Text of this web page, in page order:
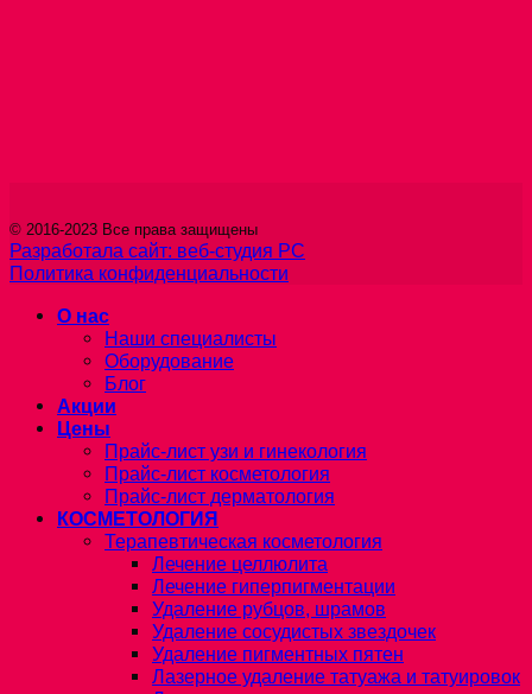
© 2016-2023 Все права защищены
Разработала сайт: веб-студия РС
Политика конфиденциальности
О нас
Наши специалисты
Оборудование
Блог
Акции
Цены
Прайс-лист узи и гинекология
Прайс-лист косметология
Прайс-лист дерматология
КОСМЕТОЛОГИЯ
Терапевтическая косметология
Лечение целлюлита
Лечение гиперпигментации
Удаление рубцов, шрамов
Удаление сосудистых звездочек
Удаление пигментных пятен
Лазерное удаление татуажа и татуировок